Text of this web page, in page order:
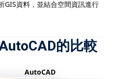
GIS資料，並結合空間資訊進行
的比較
AutoCAD